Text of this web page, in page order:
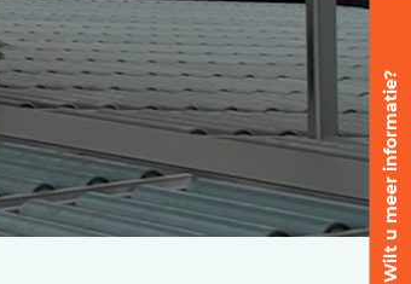
Wilt u meer informatie?